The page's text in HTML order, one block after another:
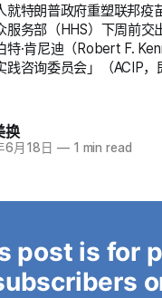
就特朗普政府重塑联邦疫
服务部（HHS）下周前交
特·肯尼迪（Robert F.
践咨询委员会」（ACIP，
换
6月18日 —1 min read
post is for